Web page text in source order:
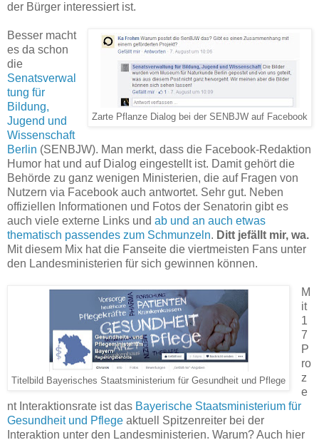
der Bürger interessiert ist.
Zarte Pflanze Dialog bei der SENBJW auf Facebook
Besser macht
es da schon
die
Senatsverwal
tung für
Bildung,
Jugend und
Wissenschaft
Berlin (SENBJW). Man merkt, dass die Facebook-Redaktion
Humor hat und auf Dialog eingestellt ist. Damit gehört die
Behörde zu ganz wenigen Ministerien, die auf Fragen von
Nutzern via Facebook auch antwortet. Sehr gut. Neben
offiziellen Informationen und Fotos der Senatorin gibt es
auch viele externe Links und ab und an auch etwas
thematisch passendes zum Schmunzeln. Ditt jefällt mir, wa.
Mit diesem Mix hat die Fanseite die viertmeisten Fans unter
den Landesministerien für sich gewinnen können.
Titelbild Bayerisches Staatsministerium für Gesundheit und Pflege
M
it
1
7
P
ro
z
e
nt Interaktionsrate ist das Bayerische Staatsministerium für
Gesundheit und Pflege aktuell Spitzenreiter bei der
Interaktion unter den Landesministerien. Warum? Auch hier